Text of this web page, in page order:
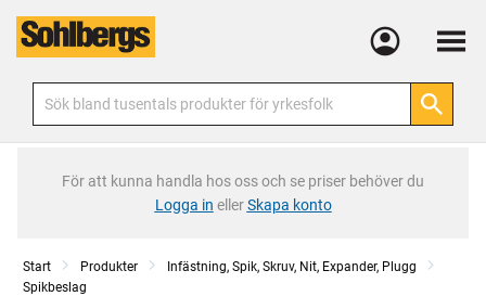
Meny
För att kunna handla hos oss och se priser behöver du
Logga in ellerSkapa konto
Start Produkter
Infästning, Spik, Skruv, Nit, Expander, Plugg
Spikbeslag